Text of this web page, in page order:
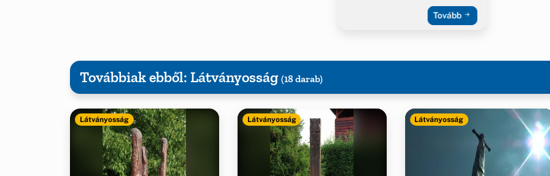
Tovább
Továbbiak ebből: Látványosság (18 darab)
Látványosság Látványosság Látványosság